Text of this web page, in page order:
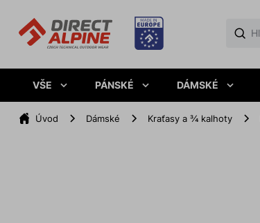
VŠE PÁNSKÉ DÁMSKÉ
Úvod Dámské Kraťasy a ¾ kalhoty